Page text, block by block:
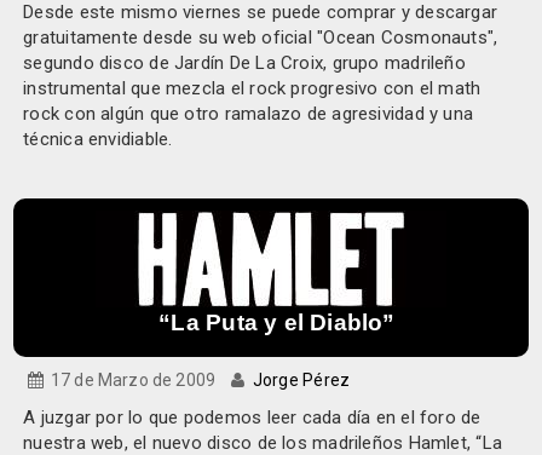
Desde este mismo viernes se puede comprar y descargar
gratuitamente desde su web oficial "Ocean Cosmonauts",
segundo disco deJardín De La Croix, grupo madrileño
instrumental que mezcla el rock progresivo con el math
rock con algún que otro ramalazo de agresividad y una
técnica envidiable.
“La Puta y el Diablo”
17 de Marzo de 2009 Jorge Pérez
A juzgar por lo que podemos leer cada día en el foro de
nuestra web, el nuevo disco de los madrileños Hamlet, “La